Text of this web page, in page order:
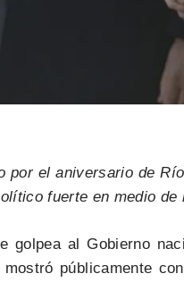
por el aniversario de
fuerte en medio
golpea al Gobierno
públicamente